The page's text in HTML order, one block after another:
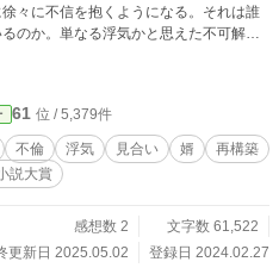
々に不信を抱くようになる。それは誰
のか。単なる浮気かと思えた不可解な
真相を明らかにしていき、亜美と俊介
、
紙は、装丁カフェさんで
61 位 / 5,379件
不倫 浮気 見合い 婿
再構築
説大賞
感想数 2
文字数 61,522
更新日 2025.05.02
登録日 2024.02.27